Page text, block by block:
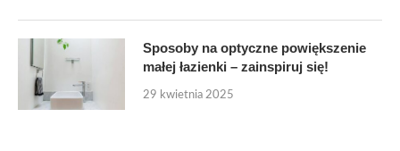
Sposoby na optyczne powiększenie
małej łazienki – zainspiruj się!
29 kwietnia 2025